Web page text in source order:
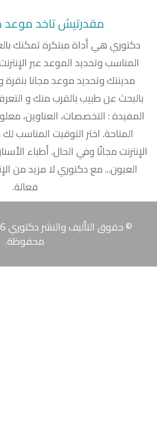
مقدرتيش تاخد موعد
دكتوري هي أداة مبتكرة تمكنك
المناسب وتحديد الموعد عبر
مدينتك وتحديد موعد مجانا
بالبحث عن طبيب بالقرب منك و
المفيدة : التخصصات، العناوين،
المتاحة. اختر التوقيت المناسب
الإنترنت مجانًا وفي الحال. أطباء
العيون... مع دكتوري لا مزيد من
فعالة.‎
محفوظة.